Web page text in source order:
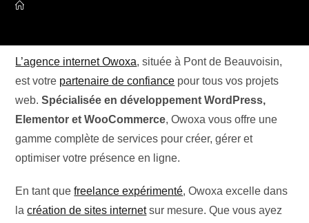
L’agence internet Owoxa, située à Pont de Beauvoisin,
est votre partenaire de confiance pour tous vos projets
web.Spécialisée en développement WordPress,
Elementor et WooCommerce, Owoxa vous offre une
gamme complète de services pour créer, gérer et
optimiser votre présence en ligne.
En tant quefreelance expérimenté, Owoxa excelle dans
lacréation de sites internetsur mesure. Que vous ayez